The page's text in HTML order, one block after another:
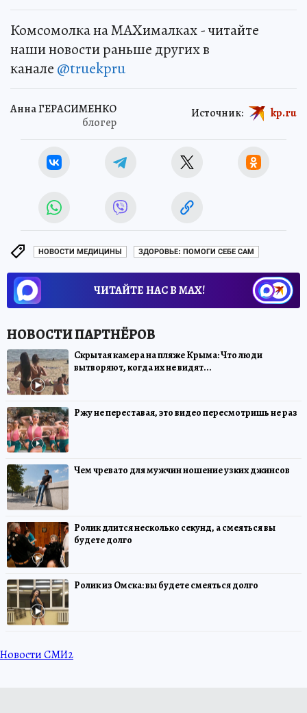
Комсомолка на MAXималках - читайте
наши новости раньше других в
канале @truekpru
Анна ГЕРАСИМЕНКО
блогер
Источник: kp.ru
НОВОСТИ МЕДИЦИНЫ ЗДОРОВЬЕ: ПОМОГИ СЕБЕ САМ
ЧИТАЙТЕ НАС В МАХ!
Скрытая камера на пляже Крыма: Что люди
вытворяют, когда их не видят...
Ржу не переставая, это видео пересмотришь не раз
Чем чревато для мужчин ношение узких джинсов
Ролик длится несколько секунд, а смеяться вы
будете долго
Ролик из Омска: вы будете смеяться долго
Новости СМИ2